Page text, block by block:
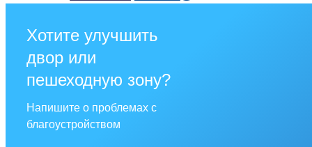
Хотите улучшить
двор или
пешеходную зону?
Напишите о проблемах с
благоустройством